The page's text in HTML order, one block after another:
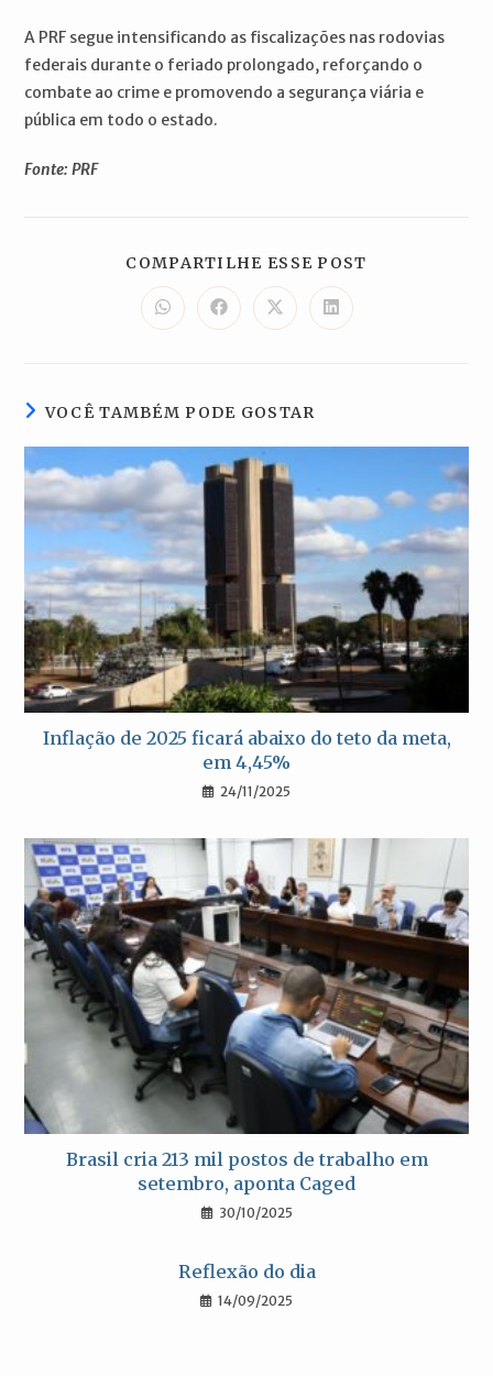
A PRF segue intensificando as fiscalizações nas rodovias
federais durante o feriado prolongado, reforçando o
combate ao crime e promovendo a segurança viária e
pública em todo o estado.
Fonte: PRF
COMPARTILHE ESSE POST
Abre
em
nova
Abre
em
nova
Abre
em
nova
Abre
em
nova
VOCÊ TAMBÉM PODE GOSTAR
Inflação de 2025 ficará abaixo do teto da meta,
em 4,45%
24/11/2025
Brasil cria 213 mil postos de trabalho em
setembro, aponta Caged
30/10/2025
Reflexão do dia
14/09/2025